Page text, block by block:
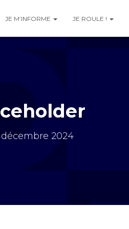
JE M’INFORME JE ROULE !
décembre 2024